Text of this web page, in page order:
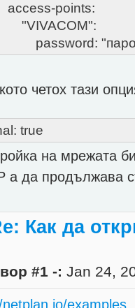
points:
четох тази
true
на мрежата
а да продължава
Как да
#1 -: Jan 24,
examples